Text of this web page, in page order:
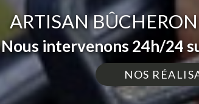
ARTISAN
Nous intervenons 24h/24
NOS